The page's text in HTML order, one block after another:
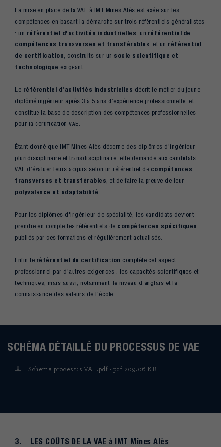
La mise en place de la VAE à IMT Mines Alès est axée sur les
compétences en basant la démarche sur trois référentiels généralistes
: un référentiel d’activités industrielles, un référentiel de
compétences transverses et transférables, et un référentiel
de certification, construits sur un socle scientifique et
technologique exigeant.
Le référentiel d’activités industrielles décrit le métier du jeune
diplômé ingénieur après 3 à 5 ans d’expérience professionnelle, et
constitue la base de description des compétences professionnelles
pour la certification VAE.
Étant donné que IMT Mines Alès décerne des diplômes d’ingénieur
pluridisciplinaire et transdisciplinaire, elle demande aux candidats
VAE d’évaluer leurs acquis selon un référentiel de compétences
transverses et transférables, et de faire la preuve de leur
polyvalence et adaptabilité .
Pour les diplômes d'ingénieur de spécialité, les candidats devront
prendre en compte les référentiels de compétences spécifiques
publiés par ces formations et régulièrement actualisés.
Enfin le référentiel de certification complète cet aspect
professionnel par d’autres exigences : les capacités scientifiques et
techniques, mais aussi, notamment, le niveau d’anglais et la
connaissance des valeurs de l'école.
SCHÉMA DÉTAILLÉ DU PROCESSUS DE VAE
Schema processus VAE.pdf - pdf 209.06 KB
3. LES COÛTS DE LA VAE à IMT Mines Alès